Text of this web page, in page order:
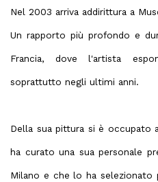
Nel 2003 arriva addirittura a
Un rapporto più profondo e
Francia, dove l'artista
soprattutto negli ultimi anni.
Della sua pittura si è occupato
ha curato una sua personale
Milano e che lo ha selezionato